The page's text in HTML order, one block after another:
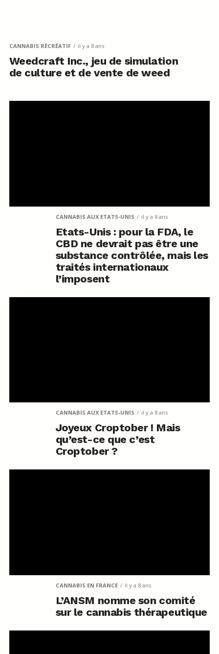
CANNABIS RÉCRÉATIF il y a 8 ans
Weedcraft Inc., jeu de simulation
de culture et de vente de weed
CANNABIS AUX ETATS-UNIS il y a 8 ans
Etats-Unis : pour la FDA, le
CBD ne devrait pas être une
substance contrôlée, mais les
traités internationaux
l’imposent
CANNABIS AUX ETATS-UNIS il y a 8 ans
Joyeux Croptober ! Mais
qu’est-ce que c’est
Croptober ?
CANNABIS EN FRANCE il y a 8 ans
L’ANSM nomme son comité
sur le cannabis thérapeutique